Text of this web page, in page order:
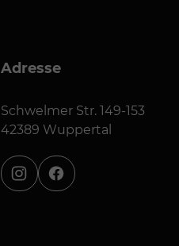
Adresse
Schwelmer Str. 149-153
42389 Wuppertal
instagramfacebook